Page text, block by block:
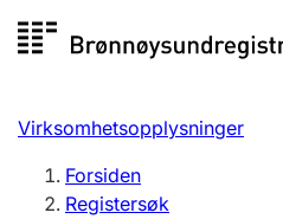
til
Registersøk
Aksjeselskap
Virksomhetsopplysninger
Forsiden
Registersøk